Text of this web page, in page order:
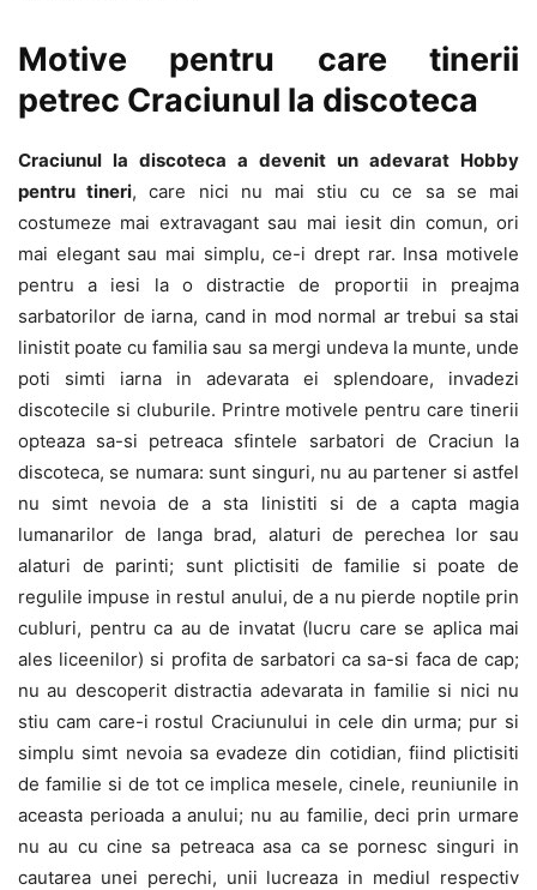
Motive pentru care tinerii
petrec Craciunul la discoteca
Craciunul la discoteca a devenit un adevarat Hobby
pentru tineri, care nici nu mai stiu cu ce sa se mai
costumeze mai extravagant sau mai iesit din comun, ori
mai elegant sau mai simplu, ce-i drept rar. Insa motivele
pentru a iesi la o distractie de proportii in preajma
sarbatorilor de iarna, cand in mod normal ar trebui sa stai
linistit poate cu familia sau sa mergi undeva la munte, unde
poti simti iarna in adevarata ei splendoare, invadezi
discotecile si cluburile. Printre motivele pentru care tinerii
opteaza sa-si petreaca sfintele sarbatori de Craciun la
discoteca, se numara: sunt singuri, nu au partener si astfel
nu simt nevoia de a sta linistiti si de a capta magia
lumanarilor de langa brad, alaturi de perechea lor sau
alaturi de parinti; sunt plictisiti de familie si poate de
regulile impuse in restul anului, de a nu pierde noptile prin
cubluri, pentru ca au de invatat (lucru care se aplica mai
ales liceenilor) si profita de sarbatori ca sa-si faca de cap;
nu au descoperit distractia adevarata in familie si nici nu
stiu cam care-i rostul Craciunului in cele din urma; pur si
simplu simt nevoia sa evadeze din cotidian, fiind plictisiti
de familie si de tot ce implica mesele, cinele, reuniunile in
aceasta perioada a anului; nu au familie, deci prin urmare
nu au cu cine sa petreaca asa ca se pornesc singuri in
cautarea unei perechi, unii lucreaza in mediul respectiv